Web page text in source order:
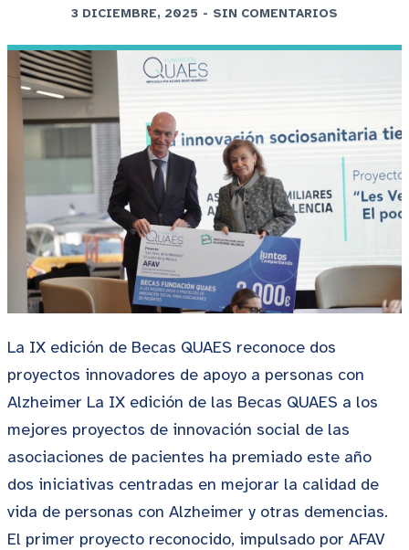
3 DICIEMBRE, 2025 - SIN COMENTARIOS
La IX edición de Becas QUAES reconoce dos
proyectos innovadores de apoyo a personas con
Alzheimer La IX edición de las Becas QUAES a los
mejores proyectos de innovación social de las
asociaciones de pacientes ha premiado este año
dos iniciativas centradas en mejorar la calidad de
vida de personas con Alzheimer y otras demencias.
El primer proyecto reconocido, impulsado por AFAV